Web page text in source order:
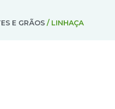
E GRÃOS / LINHAÇA